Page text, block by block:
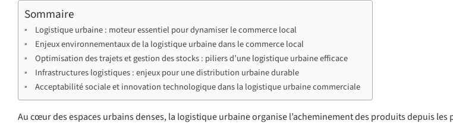
Sommaire
Logistique urbaine : moteur essentiel pour dynamiser le commerce local
Enjeux environnementaux de la logistique urbaine dans le commerce local
Optimisation des trajets et gestion des stocks : piliers d’une logistique urbaine efficace
Infrastructures logistiques : enjeux pour une distribution urbaine durable
Acceptabilité sociale et innovation technologique dans la logistique urbaine commerciale
Au cœur des espaces urbains denses, la logistique urbaine organise l’acheminement des produits depuis